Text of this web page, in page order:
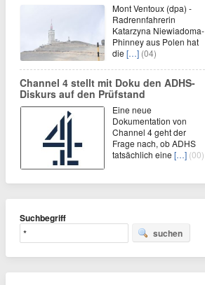
Mont Ventoux (dpa) -
Radrennfahrerin
Katarzyna Niewiadoma-
Phinney aus Polen hat
die […] (04)
Channel 4 stellt mit Doku den ADHS-
Diskurs auf den Prüfstand
Eine neue
Dokumentation von
Channel 4 geht der
Frage nach, ob ADHS
tatsächlich eine […] (00)
Suchbegriff
suchen